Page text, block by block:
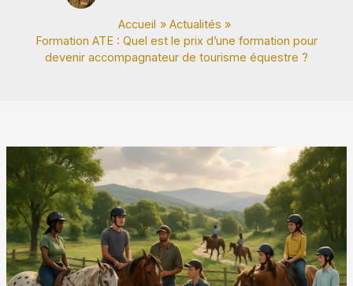
Accueil
Actualités
Formation ATE : Quel est le prix d’une formation pour
devenir accompagnateur de tourisme équestre ?